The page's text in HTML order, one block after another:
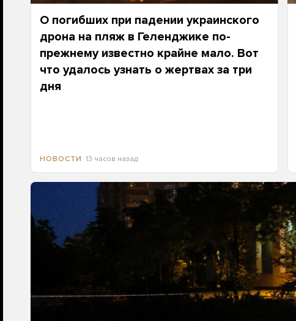
О погибших при падении украинского
дрона на пляж в Геленджике по-
прежнему известно крайне мало. Вот
что удалось узнать о жертвах за три
дня
НОВОСТИ 13 часов назад